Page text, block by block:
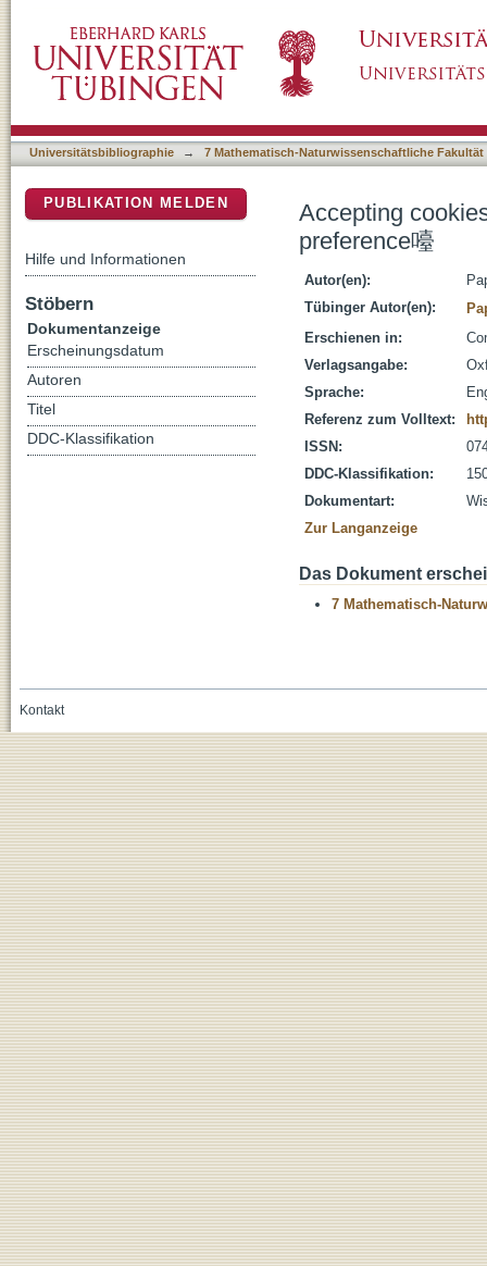
Universitätsbibliographie → 7 Mathematisch-Naturwissenschaftliche Fakultät
Accepting
preference㘆
Autor(en):
Tübinger Autor(en):
Erschienen in:
Verlagsangabe:
Sprache:
Referenz zum Volltext:
ISSN:
DDC-Klassifikation:
Dokumentart:
Zur Langanzeige
Das Dokument
7 Mathematisch-
PUBLIKATION MELDEN
Hilfe und Informationen
Stöbern
Dokumentanzeige
Erscheinungsdatum
Autoren
Titel
DDC-Klassifikation
Kontakt